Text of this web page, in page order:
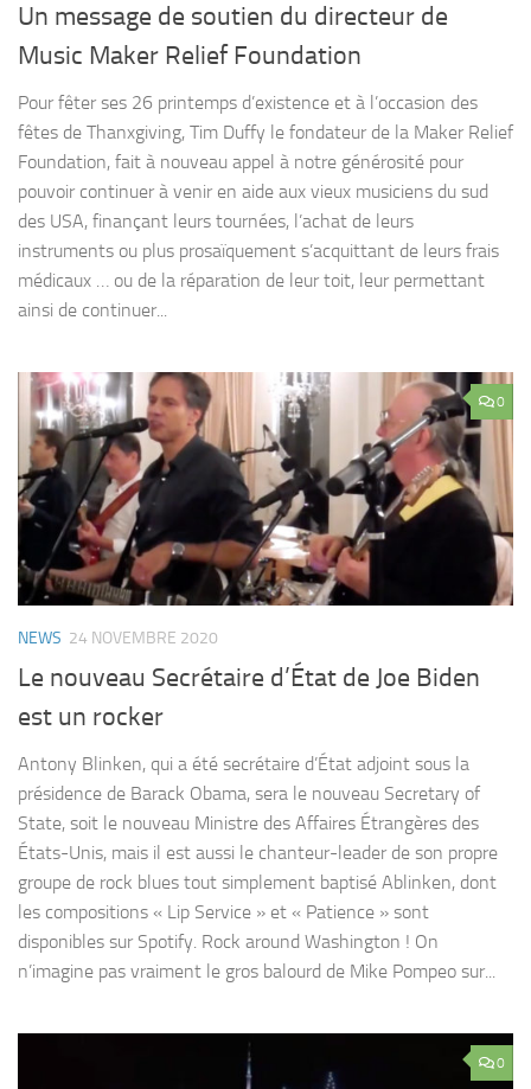
Un message de soutien du directeur de
Music Maker Relief Foundation
Pour fêter ses 26 printemps d’existence et à l’occasion des
fêtes de Thanxgiving, Tim Duffy le fondateur de la Maker Relief
Foundation, fait à nouveau appel à notre générosité pour
pouvoir continuer à venir en aide aux vieux musiciens du sud
des USA, finançant leurs tournées, l’achat de leurs
instruments ou plus prosaïquement s’acquittant de leurs frais
médicaux … ou de la réparation de leur toit, leur permettant
ainsi de continuer...
0
NEWS 24 NOVEMBRE 2020
Le nouveau Secrétaire d’État de Joe Biden
est un rocker
Antony Blinken, qui a été secrétaire d’État adjoint sous la
présidence de Barack Obama, sera le nouveau Secretary of
State, soit le nouveau Ministre des Affaires Étrangères des
États-Unis, mais il est aussi le chanteur-leader de son propre
groupe de rock blues tout simplement baptisé Ablinken, dont
les compositions « Lip Service » et « Patience » sont
disponibles sur Spotify. Rock around Washington ! On
n’imagine pas vraiment le gros balourd de Mike Pompeo sur...
0